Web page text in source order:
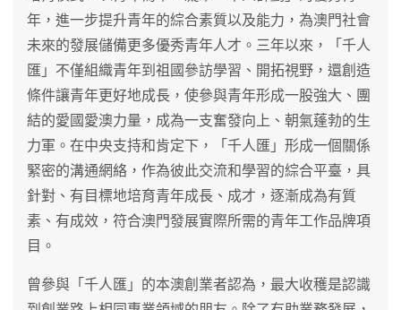
年，進一步提升青年的綜合素質以及能力，為澳門社會
未來的發展儲備更多優秀青年人才。三年以來，「千人
匯」不僅組織青年到祖國參訪學習、開拓視野，還創造
條件讓青年更好地成長，使參與青年形成一股強大、團
結的愛國愛澳力量，成為一支奮發向上、朝氣蓬勃的生
力軍。在中央支持和肯定下，「千人匯」形成一個關係
緊密的溝通網絡，作為彼此交流和學習的綜合平臺，具
針對、有目標地培育青年成長、成才，逐漸成為有質
素、有成效，符合澳門發展實際所需的青年工作品牌項
目。
曾參與「千人匯」的本澳創業者認為，最大收穫是認識